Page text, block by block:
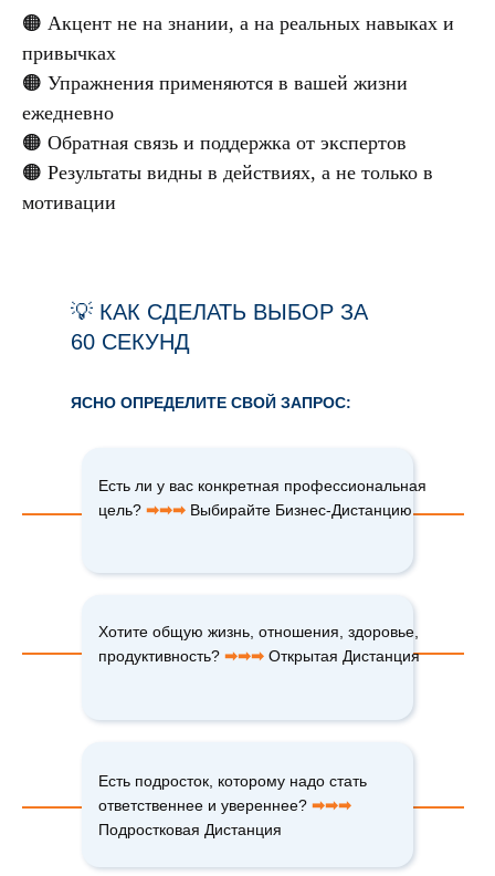
🟠 Акцент не на знании, а на реальных навыках и
привычках
🟠 Упражнения применяются в вашей жизни
ежедневно
🟠 Обратная связь и поддержка от экспертов
🟠 Результаты видны в действиях, а не только в
мотивации
Есть ли у вас конкретная профессиональная
цель? ➡➡➡ Выбирайте Бизнес-Дистанцию
Хотите общую жизнь, отношения, здоровье,
продуктивность? ➡➡➡ Открытая Дистанция
Есть подросток, которому надо стать
ответственнее и увереннее? ➡➡➡
Подростковая Дистанция
ЯСНО ОПРЕДЕЛИТЕ СВОЙ ЗАПРОС:
💡 КАК СДЕЛАТЬ ВЫБОР ЗА
60 СЕКУНД